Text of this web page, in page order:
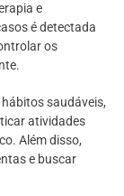
e
é detectada
os
saudáveis,
atividades
Além disso,
e buscar